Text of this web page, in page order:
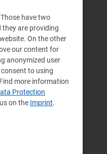
di
un
i
have two
they are providing
On the other
our content for
anonymized user
to using
more information
Protection
on the Imprint.